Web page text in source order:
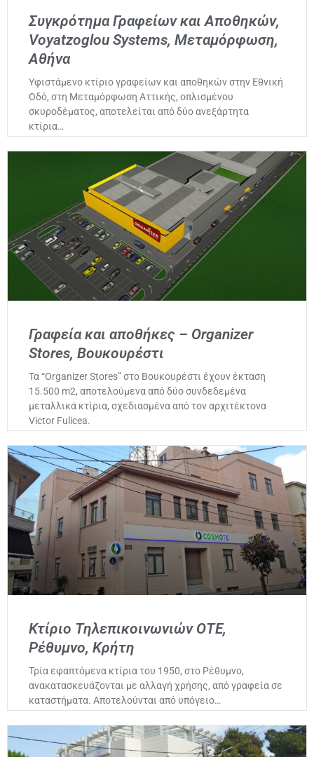
Συγκρότημα Γραφείων και Αποθηκών,
Voyatzoglou Systems, Μεταμόρφωση,
Αθήνα
Υφιστάμενο κτίριο γραφείων και αποθηκών στην Εθνική
Οδό, στη Μεταμόρφωση Αττικής, οπλισμένου
σκυροδέματος, αποτελείται από δύο ανεξάρτητα
κτίρια…
Γραφεία και αποθήκες – Organizer
Stores, Βουκουρέστι
Τα “Organizer Stores” στο Βουκουρέστι έχουν έκταση
15.500 m2, αποτελούμενα από δύο συνδεδεμένα
μεταλλικά κτίρια, σχεδιασμένα από τον αρχιτέκτονα
Victor Fulicea.
Κτίριο Τηλεπικοινωνιών ΟΤΕ,
Ρέθυμνο, Κρήτη
Τρία εφαπτόμενα κτίρια του 1950, στο Ρέθυμνο,
ανακατασκευάζονται με αλλαγή χρήσης, από γραφεία σε
καταστήματα. Αποτελούνται από υπόγειο…